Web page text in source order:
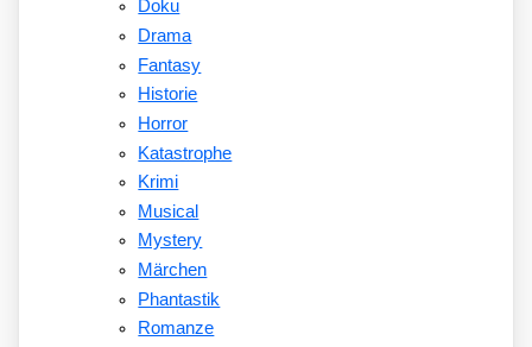
Doku
Drama
Fantasy
Historie
Horror
Katastrophe
Krimi
Musical
Mystery
Märchen
Phantastik
Romanze